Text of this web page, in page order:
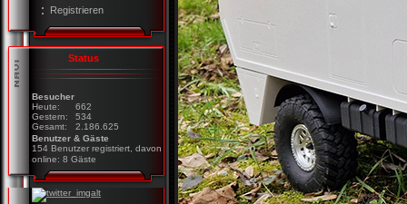
Registrieren
Status
Besucher
Heute:
662
Gestern:
534
Gesamt:
2.186.625
Benutzer & Gäste
154 Benutzer registriert, davon
online: 8 Gäste